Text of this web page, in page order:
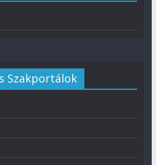
Szakportálok